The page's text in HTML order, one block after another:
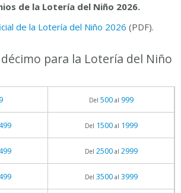
de la Lotería del Niño 2026.
de la Lotería del Niño 2026 (PDF).
para la Lotería del Niño
Del 500al 999
Del 1500al 1999
Del 2500al 2999
Del 3500al 3999